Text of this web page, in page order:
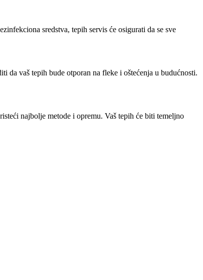
sredstva, tepih servis će osigurati da se sve
da vaš tepih bude otporan na fleke i oštećenja u budućnosti.
najbolje metode i opremu. Vaš tepih će biti temeljno